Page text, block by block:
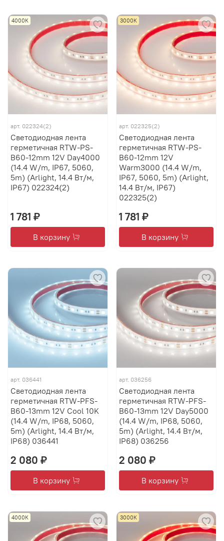
4000К
арт. 022324(2)
Светодиодная лента
герметичная RTW-PS-
B60-12mm 12V Day4000
(14.4 W/m, IP67, 5060,
5m) (Arlight, 14.4 Вт/м,
IP67) 022324(2)
1 781 ₽
В корзину
3000К
арт. 022325(2)
Светодиодная лента
герметичная RTW-PS-
B60-12mm 12V
Warm3000 (14.4 W/m,
IP67, 5060, 5m) (Arlight,
14.4 Вт/м, IP67)
022325(2)
1 781 ₽
В корзину
арт. 036441
Светодиодная лента
герметичная RTW-PFS-
B60-13mm 12V Cool 10K
(14.4 W/m, IP68, 5060,
5m) (Arlight, 14.4 Вт/м,
IP68) 036441
2 080 ₽
В корзину
арт. 036256
Светодиодная лента
герметичная RTW-PFS-
B60-13mm 12V Day5000
(14.4 W/m, IP68, 5060,
5m) (Arlight, 14.4 Вт/м,
IP68) 036256
2 080 ₽
В корзину
4000К 3000К